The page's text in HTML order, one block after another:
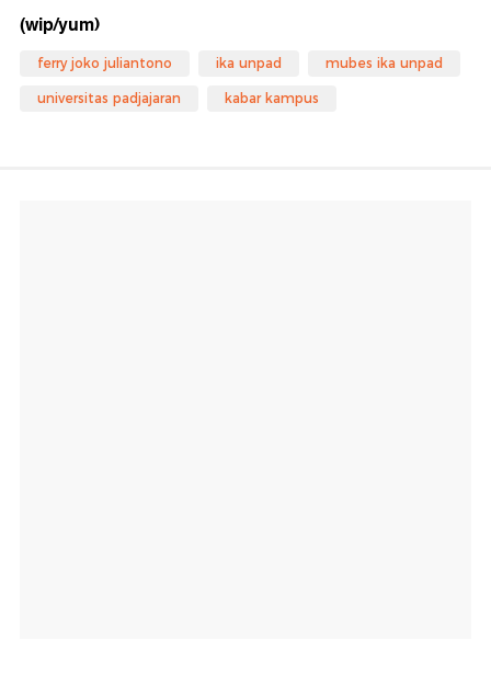
(wip/yum)
ferry joko juliantono ika unpad mubes ika unpad
universitas padjajaran kabar kampus